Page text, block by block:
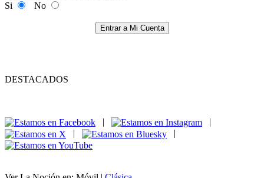
Si
No
Entrar a Mi Cuenta
DESTACADOS
|
|
|
|